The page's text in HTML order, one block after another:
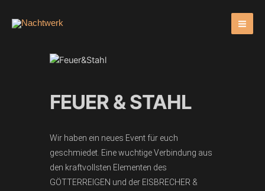
Inhalt
FEUER & STAHL
Wir haben ein neues Event für euch
geschmiedet. Eine wuchtige Verbindung aus
den kraftvollsten Elementen des
GÖTTERREIGEN und der EISBRECHER &